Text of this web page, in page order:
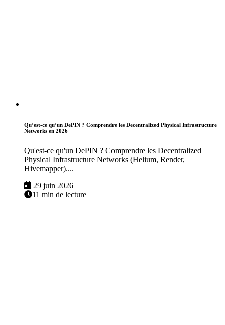
Qu’est-ce qu’un DePIN ? Comprendre les Decentralized Physical Infrastructure
Networks en 2026
Qu'est-ce qu'un DePIN ? Comprendre les Decentralized
Physical Infrastructure Networks (Helium, Render,
Hivemapper)....
29 juin 2026
11 min de lecture